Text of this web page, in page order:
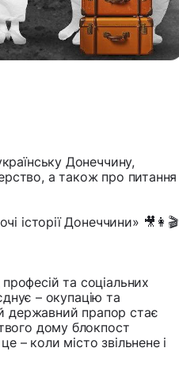
Донеччину,
а також про питання
історії Донеччини» 🎥👩🎬
та соціальних
– окупацію та
державний прапор стає
дому блокпост
– коли місто звільнене і